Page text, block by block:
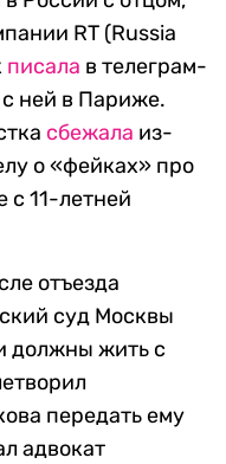
RT (Russia
писала в телеграм-
ней в Париже.
сбежала из-
о «фейках» про
с 11-летней
отъезда
суд Москвы
должны жить с
передать ему
адвокат